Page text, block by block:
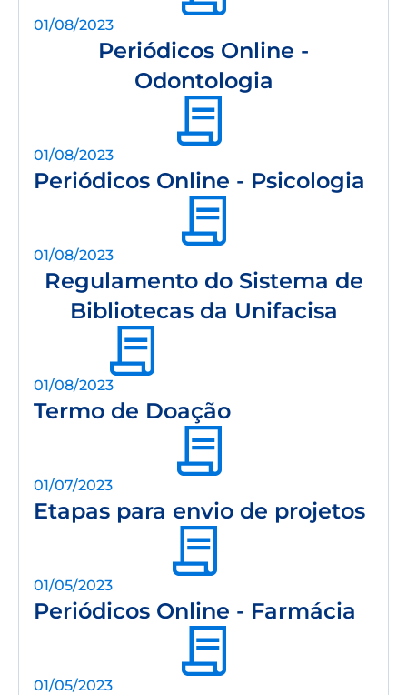
01/08/2023
Periódicos Online -
Odontologia
01/08/2023
Periódicos Online - Psicologia
01/08/2023
Regulamento do Sistema de
Bibliotecas da Unifacisa
01/08/2023
Termo de Doação
01/07/2023
Etapas para envio de projetos
01/05/2023
Periódicos Online - Farmácia
01/05/2023